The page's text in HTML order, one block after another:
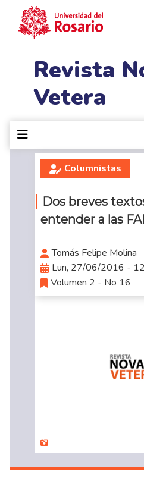
Revista
Vetera
Columnistas
Dos breves
entender a las
Tomás Felipe Molina
Lun, 27/06/2016 -
Volumen 2 - No 16